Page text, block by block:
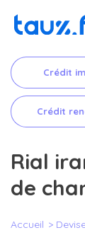
Crédit
Crédit
Rial
de
Accueil